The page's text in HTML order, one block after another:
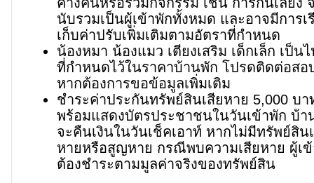
นับรวมเป็นผู้เข้าพักทั้งหมด และอาจมีการเ
เก็บค่าปรับเพิ่มเติมตามอัตราที่กำหนด
น้องหมา น้องแมว เตียงเสริม เด็กเล็ก เป็น
ที่กำหนดไว้ในราคาบ้านพัก โปรดติดต่อสอ
หากต้องการขอข้อมูลเพิ่มเติม
ชำระค่าประกันทรัพย์สินเสียหาย 5,000 บา
พร้อมแสดงบัตรประชาชนในวันเข้าพัก บ้า
จะคืนเงินในวันเช็คเอาท์ หากไม่มีทรัพย์สิน
หายหรือสูญหาย กรณีพบความเสียหาย ผู้เ
ต้องชำระตามมูลค่าจริงของทรัพย์สิน